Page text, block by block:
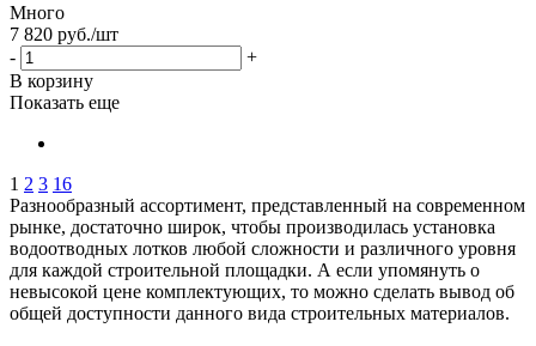
Много
7 820 руб./шт
-
+
В корзину
Показать еще
1 2 3 16
Разнообразный ассортимент, представленный на современном
рынке, достаточно широк, чтобы производилась установка
водоотводных лотков любой сложности и различного уровня
для каждой строительной площадки. А если упомянуть о
невысокой цене комплектующих, то можно сделать вывод об
общей доступности данного вида строительных материалов.